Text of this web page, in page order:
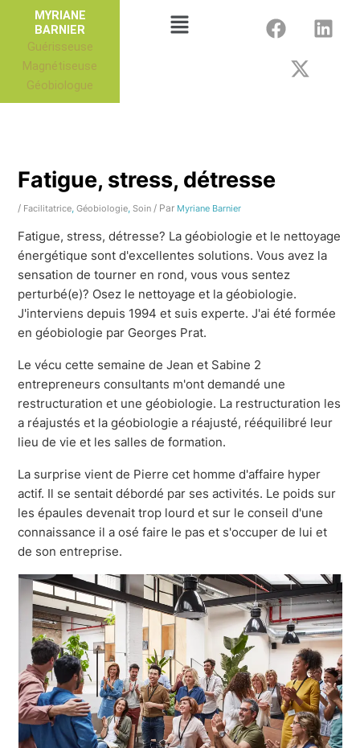
contenu
MYRIANE
BARNIER
Guérisseuse
Magnétiseuse
Géobiologue
Menu
F
a
L
i
t
w
Fatigue, stress, détresse
/ Facilitatrice,Géobiologie,Soin / Par Myriane Barnier
Fatigue, stress, détresse? La géobiologie et le nettoyage
énergétique sont d'excellentes solutions. Vous avez la
sensation de tourner en rond, vous vous sentez
perturbé(e)? Osez le nettoyage et la géobiologie.
J'interviens depuis 1994 et suis experte. J'ai été formée
en géobiologie par Georges Prat.
Le vécu cette semaine de Jean et Sabine 2
entrepreneurs consultants m'ont demandé une
restructuration et une géobiologie. La restructuration les
a réajustés et la géobiologie a réajusté, rééquilibré leur
lieu de vie et les salles de formation.
La surprise vient de Pierre cet homme d'affaire hyper
actif. Il se sentait débordé par ses activités. Le poids sur
les épaules devenait trop lourd et sur le conseil d'une
connaissance il a osé faire le pas et s'occuper de lui et
de son entreprise.